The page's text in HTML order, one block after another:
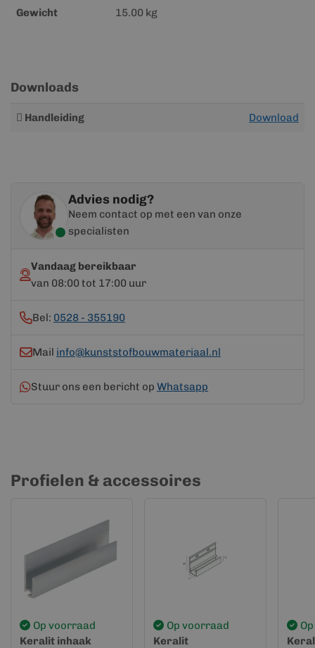
Gewicht 15.00 kg
Downloads
Meer
Handleiding Download
Advies nodig?
Neem contact op met een van onze
specialisten
Vandaag bereikbaar
van 08:00 tot 17:00 uur
Bel: 0528 - 355190
Mail info@kunststofbouwmateriaal.nl
Stuur ons een bericht op Whatsapp
Profielen & accessoires
Op voorraad
Keralit inhaak
Op voorraad
Keralit